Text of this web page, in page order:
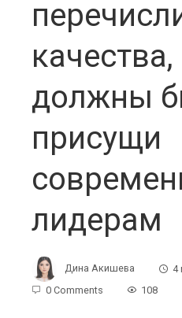
должны
присущи
лидерам
Дина Акишева
4
0 Comments
108